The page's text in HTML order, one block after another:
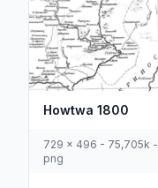
Howtwa 1800
729 x 496 - 75,705k -
png